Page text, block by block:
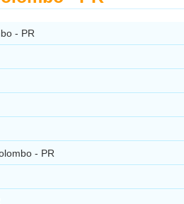
- PR
- PR